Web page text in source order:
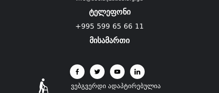
ტელეფონი
+995 599 65 66 11
მისამართი
ვებგვერდი ადაპტირებულია